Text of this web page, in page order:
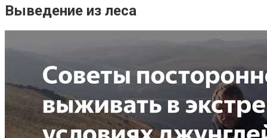
Выведение из леса